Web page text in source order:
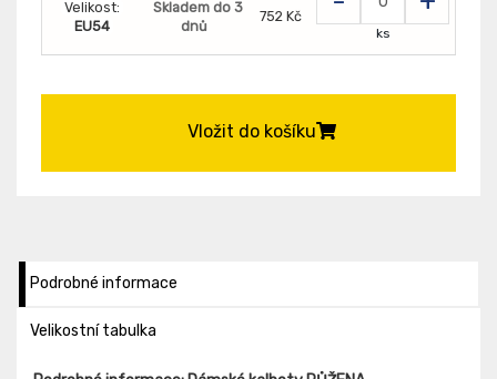
Velikost:
EU54
Skladem do 3
dnů
752 Kč
ks
Vložit do košíku
Podrobné informace
Velikostní tabulka